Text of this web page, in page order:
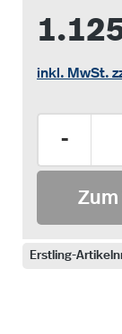
inkl. MwSt.
-
Zum
Erstling-